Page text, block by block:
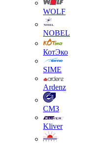
WOLF
NOBEL
КотЭко
SIME
Ardenz
СМЗ
Kliver